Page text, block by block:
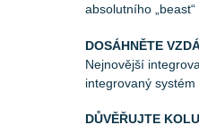
absolutního „beast“
DOSÁHNĚTE
Nejnovější
integrovaný
DŮVĚŘUJTE KOLU